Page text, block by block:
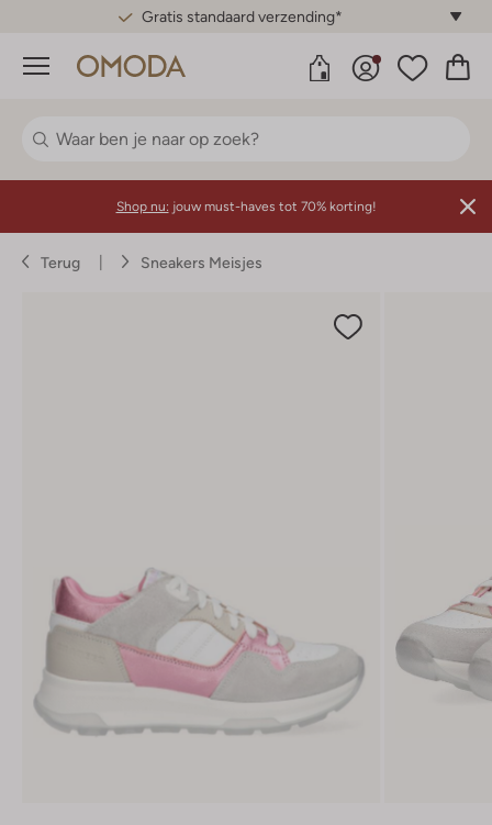
Gratis standaard verzending*
Menu
Shop nu: jouw must-haves tot 70% korting!
Terug Sneakers Meisjes